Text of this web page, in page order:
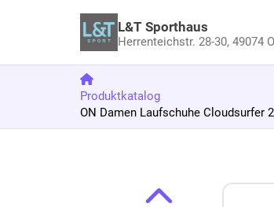
L&T Sporthaus
Herrenteichstr. 28-30,49074
Produktkatalog
ON Damen Laufschuhe Cloudsurfer
Zur Produktbeschreibung springen